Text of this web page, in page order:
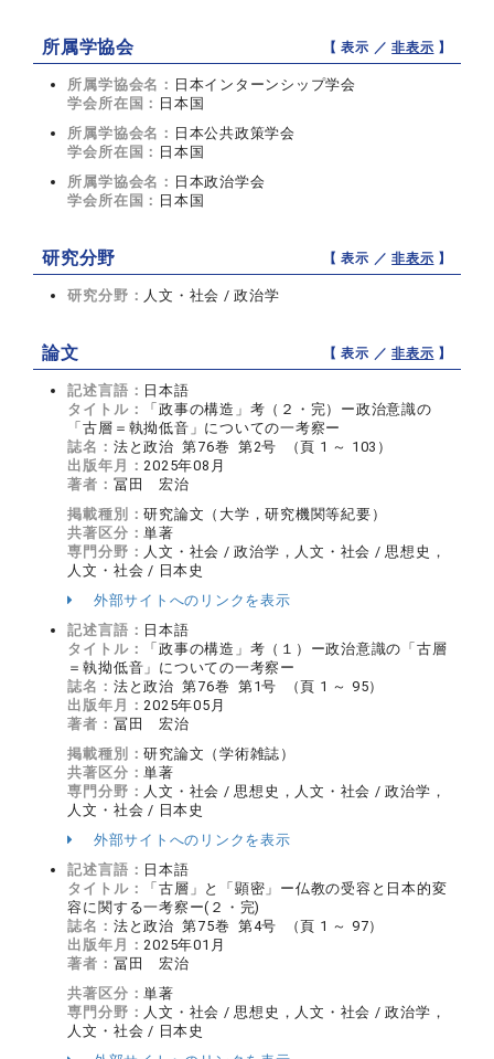
所属学協会 【 表示 ／非表示 】
所属学協会名： 日本インターンシップ学会
学会所在国： 日本国
所属学協会名： 日本公共政策学会
学会所在国： 日本国
所属学協会名： 日本政治学会
学会所在国： 日本国
研究分野 【 表示 ／非表示 】
研究分野： 人文・社会 / 政治学
論文 【 表示 ／非表示 】
記述言語： 日本語
タイトル：
「政事の構造」考（２・完）ー政治意識の
「古層＝執拗低音」についての一考察ー
誌名： 法と政治 第76巻 第2号 （頁 1 ～ 103）
出版年月：2025年08月
著者： 冨田 宏治
掲載種別：研究論文（大学，研究機関等紀要）
共著区分：単著
専門分野： 人文・社会 / 政治学，人文・社会 / 思想史，
人文・社会 / 日本史
外部サイトへのリンクを表示
記述言語： 日本語
タイトル：
「政事の構造」考（１）ー政治意識の「古層
＝執拗低音」についての一考察ー
誌名： 法と政治 第76巻 第1号 （頁 1 ～ 95）
出版年月：2025年05月
著者： 冨田 宏治
掲載種別：研究論文（学術雑誌）
共著区分：単著
専門分野： 人文・社会 / 思想史，人文・社会 / 政治学，
人文・社会 / 日本史
外部サイトへのリンクを表示
記述言語： 日本語
タイトル：
「古層」と「顕密」ー仏教の受容と日本的変
容に関する一考察ー(２・完)
誌名： 法と政治 第75巻 第4号 （頁 1 ～ 97）
出版年月：2025年01月
著者： 冨田 宏治
共著区分：単著
専門分野： 人文・社会 / 思想史，人文・社会 / 政治学，
人文・社会 / 日本史